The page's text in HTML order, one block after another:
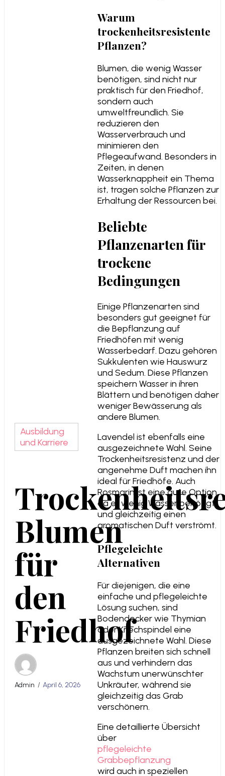
Ausbildung
und Karriere
Blumen
für
den
Friedhof
Admin April 6, 2026
Warum
trockenheitsresistente
Pflanzen?
Blumen, die wenig Wasser
benötigen, sind nicht nur
praktisch für den Friedhof,
sondern auch
umweltfreundlich. Sie
reduzieren den
Wasserverbrauch und
minimieren den
Pflegeaufwand. Besonders in
Zeiten, in denen
Wasserknappheit ein Thema
ist, tragen solche Pflanzen zur
Erhaltung der Ressourcen bei.
Beliebte
Pflanzenarten für
trockene
Bedingungen
Einige Pflanzenarten sind
besonders gut geeignet für
die Bepflanzung auf
Friedhöfen mit wenig
Wasserbedarf. Dazu gehören
Sukkulenten wie Hauswurz
und Sedum. Diese Pflanzen
speichern Wasser in ihren
Blättern und benötigen daher
weniger Bewässerung als
andere Blumen.
Lavendel ist ebenfalls eine
ausgezeichnete Wahl. Seine
Trockenheitsresistenz und der
angenehme Duft machen ihn
ideal für Friedhöfe. Auch
Rosmarin ist eine gute Option,
da er wenig Wasser benötigt
und gleichzeitig einen
aromatischen Duft verströmt.
Pflegeleichte
Alternativen
Für diejenigen, die eine
einfache und pflegeleichte
Lösung suchen, sind
Bodendecker wie Thymian
oder Kriechspindel eine
ausgezeichnete Wahl. Diese
Pflanzen breiten sich schnell
aus und verhindern das
Wachstum unerwünschter
Unkräuter, während sie
gleichzeitig das Grab
verschönern.
Eine detaillierte Übersicht
über
pflegeleichte
Grabbepflanzung
wird auch in speziellen